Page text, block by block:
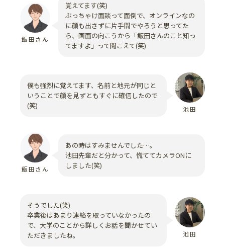
飯田さん
覚えてます(笑)
ぶっちゃけ面談って面倒で、オンラインなの
に顔も出さずに片手間でやろうと思ってた
ら、画面の向こうから「飯田さんのこと知っ
てますよ」って聞こえて(笑)
僕も強烈に覚えてます、名前と地元が同じと
いうことで顔を見ずともすぐに確信したので
(笑)
池田
飯田さん
あの時はすみませんでした…。
池田先輩だと分かって、慌ててカメラONに
しました(笑)
そうでした(笑)
卒業後はあまり連絡を取っていなかったの
で、大学のことから詳しくお話を聞かせてい
ただきましたね。
池田